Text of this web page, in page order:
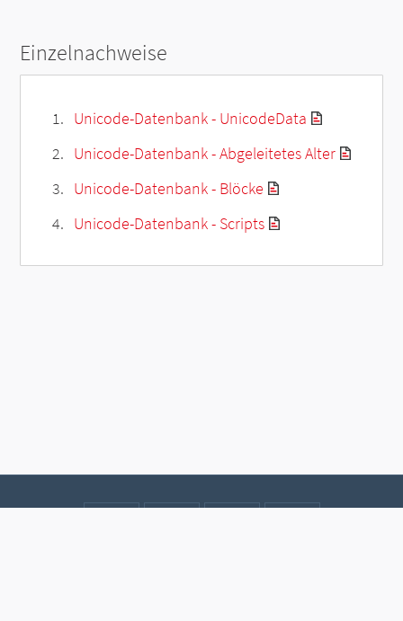
Einzelnachweise
Unicode-Datenbank - UnicodeData
Unicode-Datenbank - Abgeleitetes Alter
Unicode-Datenbank - Blöcke
Unicode-Datenbank - Scripts